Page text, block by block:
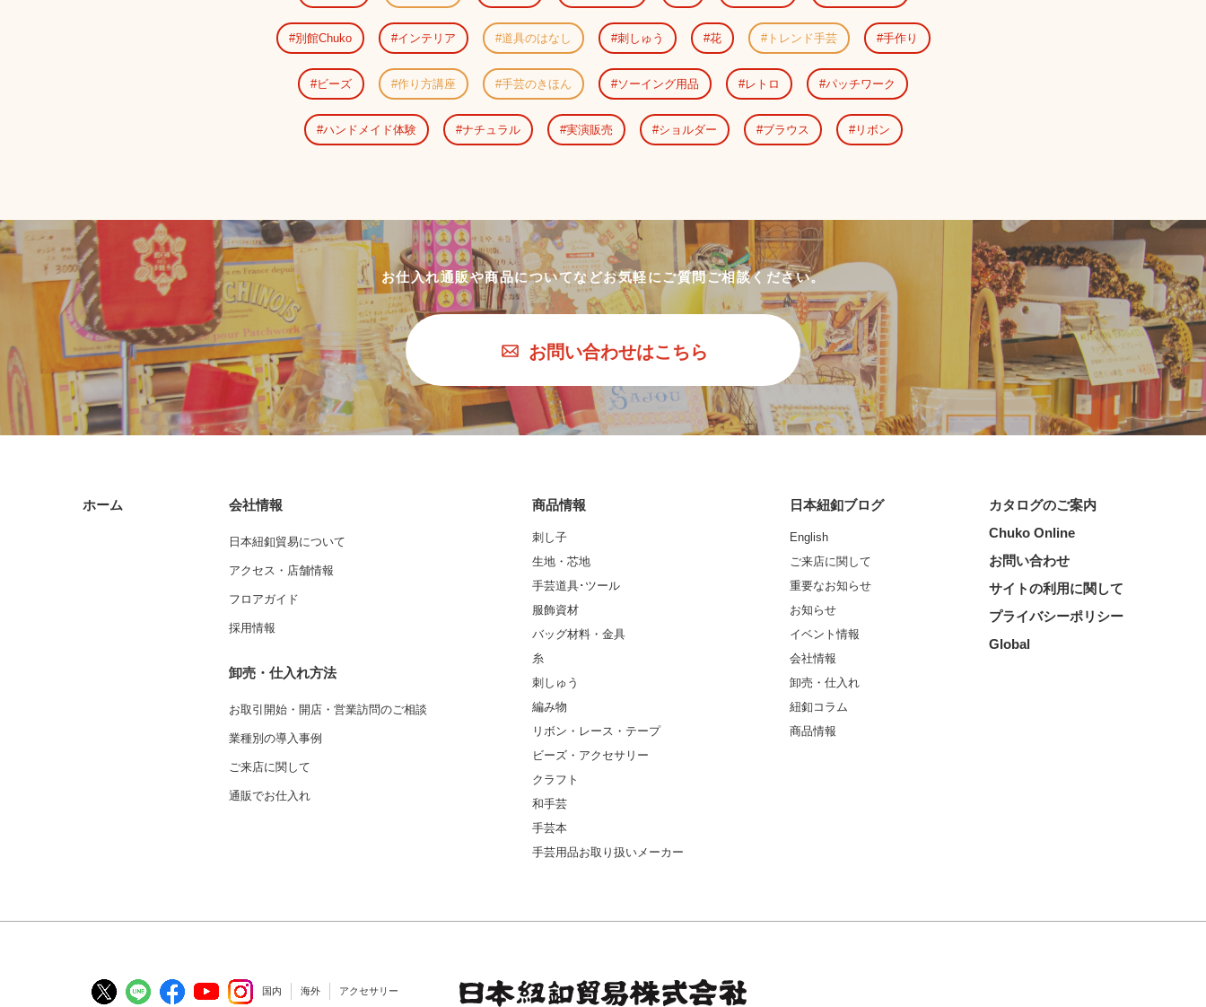
別館Chuko インテリア 道具のはなし 刺しゅう 花 トレンド手芸 手作り
ビーズ 作り方講座 手芸のきほん ソーイング用品 レトロ パッチワーク
ハンドメイド体験 ナチュラル 実演販売 ショルダー ブラウス リボン
お仕入れ通販や商品についてなどお気軽にご質問ご相談ください。
お問い合わせはこちら
ホーム 会社情報
日本紐釦貿易について
アクセス・店舗情報
フロアガイド
採用情報
卸売・仕入れ方法
お取引開始・開店・営業訪問のご相談
業種別の導入事例
ご来店に関して
通販でお仕入れ
商品情報
刺し子
生地・芯地
手芸道具･ツール
服飾資材
バッグ材料・金具
糸
刺しゅう
編み物
リボン・レース・テープ
ビーズ・アクセサリー
クラフト
和手芸
手芸本
手芸用品お取り扱いメーカー
日本紐釦ブログ
English
ご来店に関して
重要なお知らせ
お知らせ
イベント情報
会社情報
卸売・仕入れ
紐釦コラム
商品情報
カタログのご案内
Chuko Online
お問い合わせ
サイトの利用に関して
プライバシーポリシー
Global
国内 海外 アクセサリー